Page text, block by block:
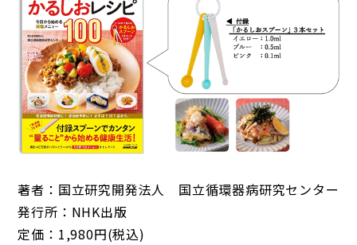
著者：国立研究開発法人 国立循環器病研究センター
発行所：NHK出版
定価：1,980円(税込)